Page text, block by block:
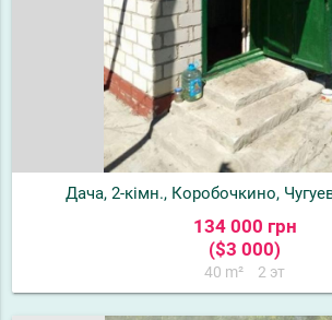
Дача, 2-кімн., Коробочкино,
134 000 грн
($3 000)
40 m² 2 эт